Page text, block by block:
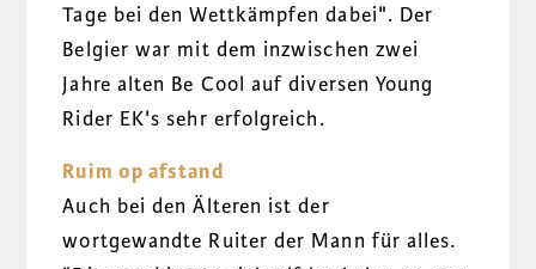
Tage bei den Wettkämpfen dabei". Der
Belgier war mit dem inzwischen zwei
Jahre alten Be Cool auf diversen Young
Rider EK's sehr erfolgreich.
Ruim op afstand
Auch bei den Älteren ist der
wortgewandte Ruiter der Mann für alles.